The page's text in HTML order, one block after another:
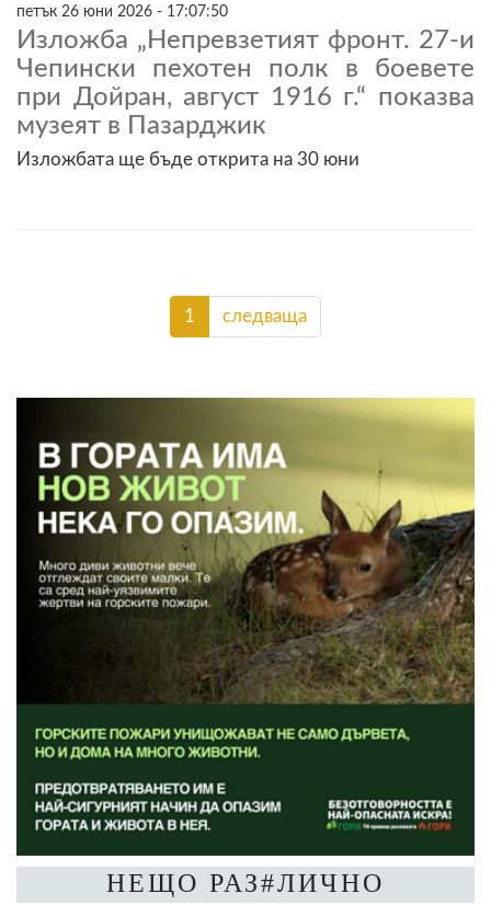
петък 26 юни 2026 - 17:07:50
Изложба „Непревзетият фронт. 27-и
Чепински пехотен полк в боевете
при Дойран, август 1916 г.“ показва
музеят в Пазарджик
Изложбата ще бъде открита на 30 юни
1 следваща
НЕЩО РАЗ#ЛИЧНО